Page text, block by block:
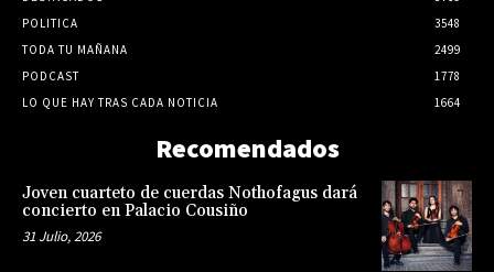
POLITICA
3548
TODA TU MAÑANA
2499
PODCAST
1778
LO QUE HAY TRAS CADA NOTICIA
1664
Recomendados
Joven cuarteto de cuerdas Nothofagus dará
concierto en Palacio Cousiño
31 Julio, 2026